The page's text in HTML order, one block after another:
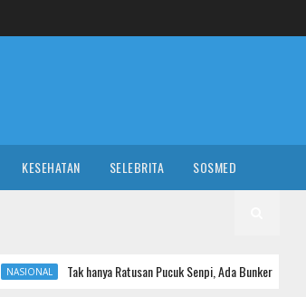
KESEHATAN SELEBRITA SOSMED
Tak hanya Ratusan Pucuk Senpi, Ada Bunker Misterius di Sekolah